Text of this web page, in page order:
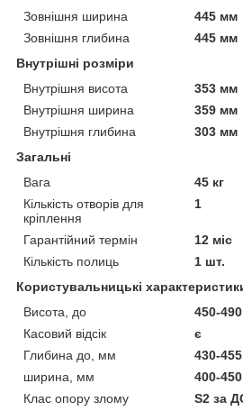
Зовнішня ширина
445 мм
Зовнішня глибина
445 мм
Внутрішні розміри
Внутрішня висота
353 мм
Внутрішня ширина
359 мм
Внутрішня глибина
303 мм
Загальні
Вага
45 кг
Кількість отворів для
кріплення
1
Гарантійний термін
12 міс
Кількість полиць
1 шт.
Користувальницькі
Висота, до
450-490
Касовий відсік
є
Глибина до, мм
430-455
ширина, мм
400-450
Клас опору злому
S2 за